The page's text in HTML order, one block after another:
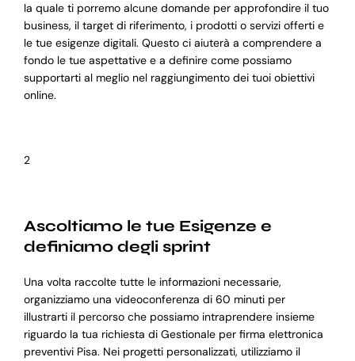
la quale ti porremo alcune domande per approfondire il tuo
business, il target di riferimento, i prodotti o servizi offerti e
le tue esigenze digitali. Questo ci aiuterà a comprendere a
fondo le tue aspettative e a definire come possiamo
supportarti al meglio nel raggiungimento dei tuoi obiettivi
online.
2
Ascoltiamo le tue Esigenze e
definiamo degli sprint
Una volta raccolte tutte le informazioni necessarie,
organizziamo una videoconferenza di 60 minuti per
illustrarti il percorso che possiamo intraprendere insieme
riguardo la tua richiesta di Gestionale per firma elettronica
preventivi Pisa. Nei progetti personalizzati, utilizziamo il